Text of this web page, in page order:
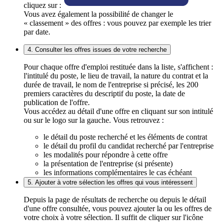
cliquez sur :
Vous avez également la possibilité de changer le
« classement » des offres : vous pouvez par exemple les trier
par date.
4. Consulter les offres issues de votre recherche
Pour chaque offre d'emploi restituée dans la liste, s'affichent :
l'intitulé du poste, le lieu de travail, la nature du contrat et la
durée de travail, le nom de l'entreprise si précisé, les 200
premiers caractères du descriptif du poste, la date de
publication de l'offre.
Vous accédez au détail d'une offre en cliquant sur son intitulé
ou sur le logo sur la gauche. Vous retrouvez :
le détail du poste recherché et les éléments de contrat
le détail du profil du candidat recherché par l'entreprise
les modalités pour répondre à cette offre
la présentation de l'entreprise (si présente)
les informations complémentaires le cas échéant
5. Ajouter à votre sélection les offres qui vous intéressent
Depuis la page de résultats de recherche ou depuis le détail
d'une offre consultée, vous pouvez ajouter la ou les offres de
votre choix à votre sélection. Il suffit de cliquer sur l'icône